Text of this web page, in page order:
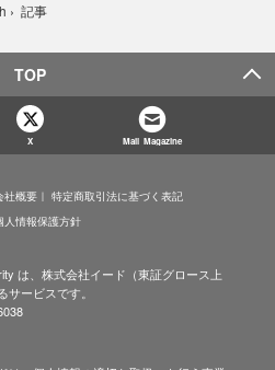
› 記事
TOP
X Mail Magazine
社概要
特定商取引法に基づく表記
人情報保護方針
は、株式会社イード（東証グロース上
ービスです。